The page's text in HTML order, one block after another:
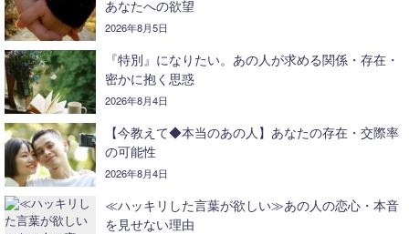
あなたへの欲望
2026年8月5日
『特別』になりたい。あの人が求める関係・存在・
密かに抱く思惑
2026年8月4日
【今教えて◆本当のあの人】あなたの存在・交際率
の可能性
2026年8月4日
≪ハッキリした言葉が欲しい≫あの人の恋心・本音
を見せない理由